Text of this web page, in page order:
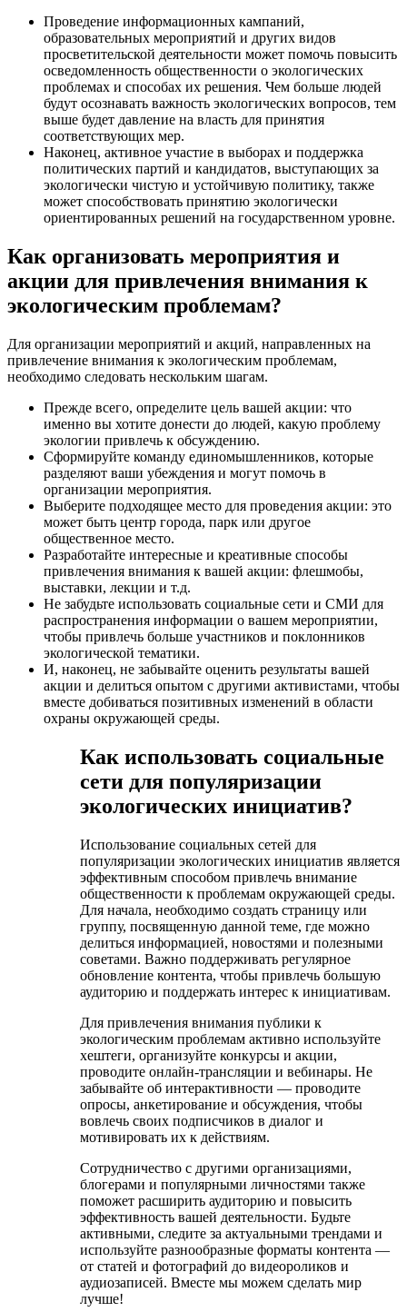
Проведение информационных кампаний,
образовательных мероприятий и других видов
просветительской деятельности может помочь повысить
осведомленность общественности о экологических
проблемах и способах их решения. Чем больше людей
будут осознавать важность экологических вопросов, тем
выше будет давление на власть для принятия
соответствующих мер.
Наконец, активное участие в выборах и поддержка
политических партий и кандидатов, выступающих за
экологически чистую и устойчивую политику, также
может способствовать принятию экологически
ориентированных решений на государственном уровне.
Как организовать мероприятия и
акции для привлечения внимания к
экологическим проблемам?
Для организации мероприятий и акций, направленных на
привлечение внимания к экологическим проблемам,
необходимо следовать нескольким шагам.
Прежде всего, определите цель вашей акции: что
именно вы хотите донести до людей, какую проблему
экологии привлечь к обсуждению.
Сформируйте команду единомышленников, которые
разделяют ваши убеждения и могут помочь в
организации мероприятия.
Выберите подходящее место для проведения акции: это
может быть центр города, парк или другое
общественное место.
Разработайте интересные и креативные способы
привлечения внимания к вашей акции: флешмобы,
выставки, лекции и т.д.
Не забудьте использовать социальные сети и СМИ для
распространения информации о вашем мероприятии,
чтобы привлечь больше участников и поклонников
экологической тематики.
И, наконец, не забывайте оценить результаты вашей
акции и делиться опытом с другими активистами, чтобы
вместе добиваться позитивных изменений в области
охраны окружающей среды.
Как использовать социальные
сети для популяризации
экологических инициатив?
Использование социальных сетей для
популяризации экологических инициатив является
эффективным способом привлечь внимание
общественности к проблемам окружающей среды.
Для начала, необходимо создать страницу или
группу, посвященную данной теме, где можно
делиться информацией, новостями и полезными
советами. Важно поддерживать регулярное
обновление контента, чтобы привлечь большую
аудиторию и поддержать интерес к инициативам.
Для привлечения внимания публики к
экологическим проблемам активно используйте
хештеги, организуйте конкурсы и акции,
проводите онлайн-трансляции и вебинары. Не
забывайте об интерактивности — проводите
опросы, анкетирование и обсуждения, чтобы
вовлечь своих подписчиков в диалог и
мотивировать их к действиям.
Сотрудничество с другими организациями,
блогерами и популярными личностями также
поможет расширить аудиторию и повысить
эффективность вашей деятельности. Будьте
активными, следите за актуальными трендами и
используйте разнообразные форматы контента —
от статей и фотографий до видеороликов и
аудиозаписей. Вместе мы можем сделать мир
лучше!